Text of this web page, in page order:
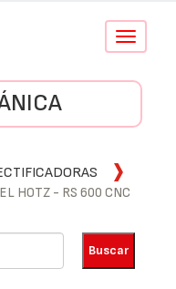
Conmutar
HOTZ - RS 600 CNC